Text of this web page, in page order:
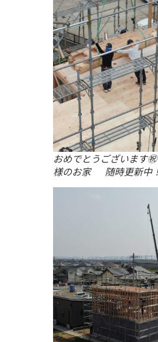
おめでとうございます
様のお家 随時更新中